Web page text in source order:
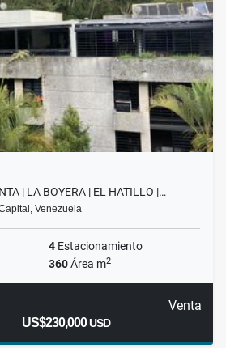
| LA BOYERA | EL HATILLO |…
Venezuela
4 Estacionamiento
360Área m2
Venta
US$230,000USD